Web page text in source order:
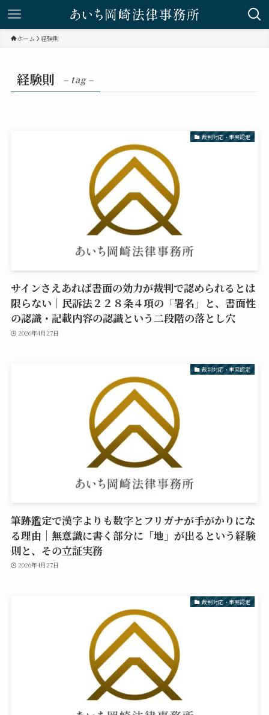
ホーム 経験則
経験則 – tag –
裁判対応・事実認定
サインさえあれば書面の効力が裁判で認められるとは
限らない｜民訴法２２８条４項の「署名」と、書面性
の認識・記載内容の認識という二段階の落とし穴
2026年4月27日
裁判対応・事実認定
筆跡鑑定で漢字よりも数字とフリガナが手がかりにな
る理由｜無意識に書く部分に「地」が出るという経験
則と、その立証実務
2026年4月27日
裁判対応・事実認定